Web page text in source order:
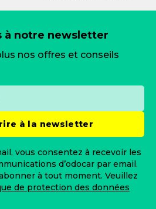
à notre newsletter
nos offres et conseils
à la newsletter
vous consentez à recevoir les
d’odocar par email.
à tout moment. Veuillez
de protection des données